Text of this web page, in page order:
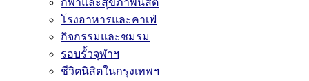
โรงอาหารและคาเฟ่
กิจกรรมและชมรม
รอบรั้วจุฬาฯ
ชีวิตนิสิตในกรุงเทพฯ